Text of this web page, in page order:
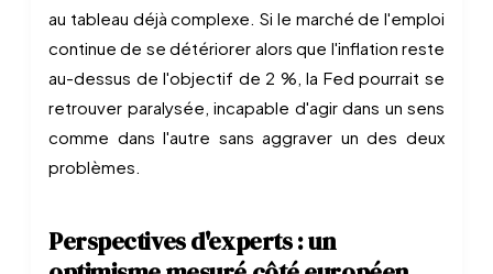
au tableau déjà complexe. Si le marché de l'emploi
continue de se détériorer alors que l'inflation reste
au-dessus de l'objectif de 2 %, la Fed pourrait se
retrouver paralysée, incapable d'agir dans un sens
comme dans l'autre sans aggraver un des deux
problèmes.
Perspectives d'experts : un